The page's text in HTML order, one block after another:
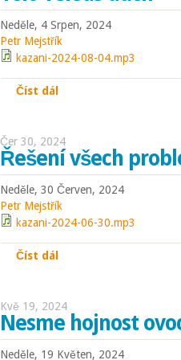
Neděle, 4 Srpen, 2024
Petr Mejstřík
kazani-2024-08-04.mp3
Číst dál
Čer 30, 2024
Řešení všech
Neděle, 30 Červen, 2024
Petr Mejstřík
kazani-2024-06-30.mp3
Číst dál
Kvě 19, 2024
Nesme hojnost
Neděle, 19 Květen, 2024